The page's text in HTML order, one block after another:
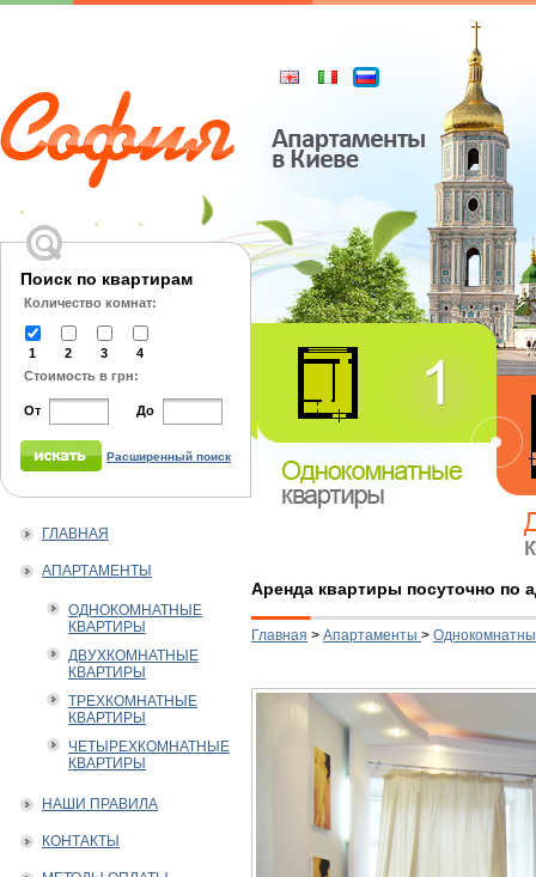
Поиск по квартирам
Количество комнат:
1 2 3
4
Стоимость в грн:
От До
Расширенный поиск
Аренда квартиры посуточно по
Главная > Апартаменты >
ГЛАВНАЯ
АПАРТАМЕНТЫ
ОДНОКОМНАТНЫЕ
КВАРТИРЫ
ДВУХКОМНАТНЫЕ
КВАРТИРЫ
ТРЕХКОМНАТНЫЕ
КВАРТИРЫ
ЧЕТЫРЕХКОМНАТНЫЕ
КВАРТИРЫ
НАШИ ПРАВИЛА
КОНТАКТЫ